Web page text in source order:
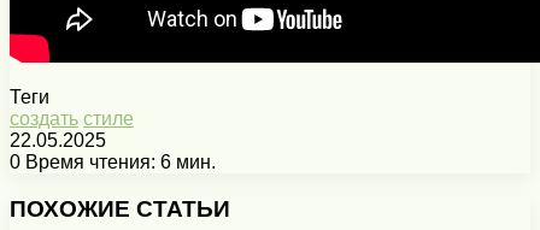
Теги
создать стиле
22.05.2025
0 Время чтения: 6 мин.
ПОХОЖИЕ СТАТЬИ